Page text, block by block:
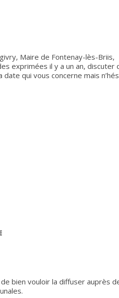
Maire de Fontenay-lès-Briis,
exprimées il y a un an, discuter
qui vous concerne mais
bien vouloir la diffuser auprès